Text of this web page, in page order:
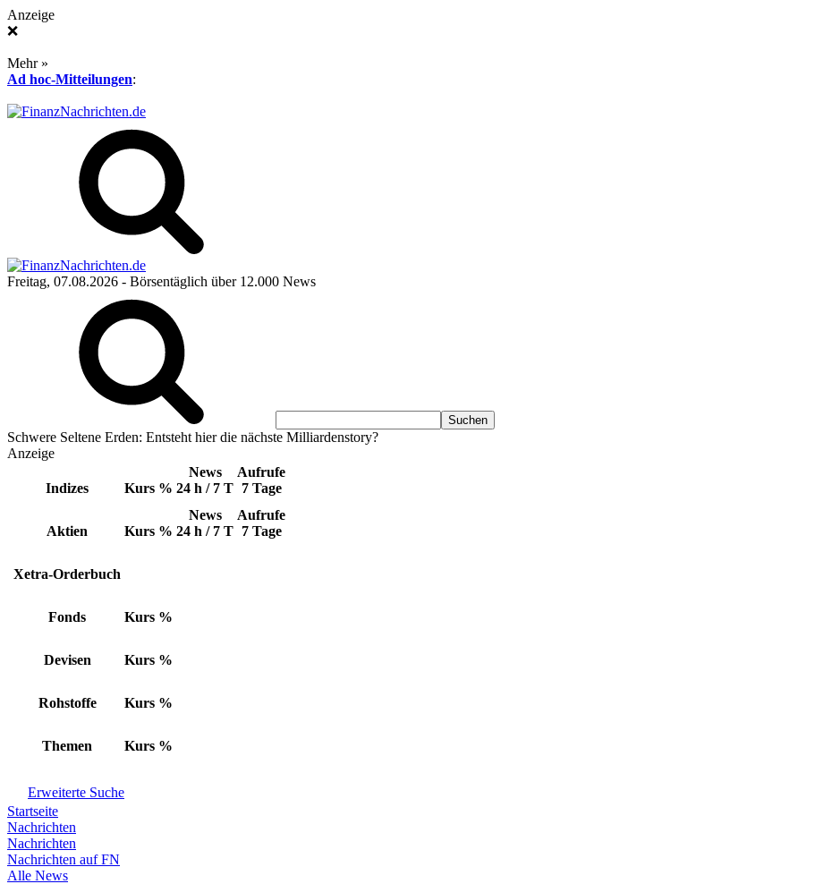
Anzeige
❌
Mehr »
Ad hoc-Mitteilungen:
Freitag, 07.08.2026 - Börsentäglich über 12.000 News
Schwere Seltene Erden: Entsteht hier die nächste Milliardenstory?
Anzeige
Indizes Kurs %
News
24 h / 7 T
Aufrufe
7 Tage
Aktien Kurs %
News
24 h / 7 T
Aufrufe
7 Tage
Xetra-Orderbuch
Fonds Kurs %
Devisen Kurs %
Rohstoffe Kurs %
Themen Kurs %
Erweiterte Suche
Startseite
Nachrichten
Nachrichten
Nachrichten auf FN
Alle News